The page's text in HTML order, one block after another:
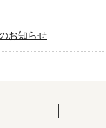
お知らせ